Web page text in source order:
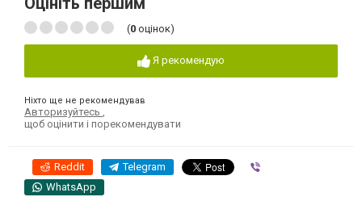
(0 оцінок)
Я рекомендую
Ніхто ще не рекомендував
Авторизуйтесь
щоб оцінити і порекомендувати
Reddit Telegram
WhatsApp